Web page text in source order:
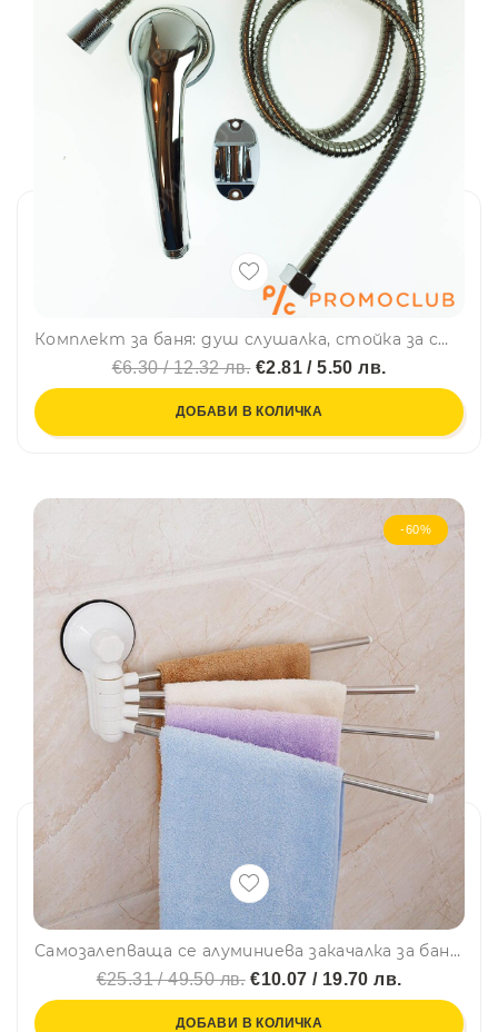
Комплект за баня: душ слушалка, стойка за стена и метален шлаух
€6.30 / 12.32 лв.€2.81 / 5.50 лв.
ДОБАВИ В КОЛИЧКА
-60%
Самозалепваща се алуминиева закачалка за баня с четири рамена за хавлии и др. принадлежности, въртяща се, BF22
€25.31 / 49.50 лв.€10.07 / 19.70 лв.
ДОБАВИ В КОЛИЧКА